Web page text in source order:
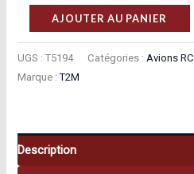
quantité
de
T2M
Drone
Spyrit
FPV
AJOUTER AU PANIER
UGS :T5194 Catégories : Avions RC
Marque :T2M
Description